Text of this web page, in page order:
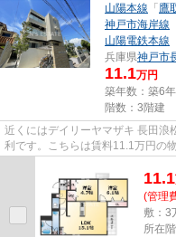
山陽本線 「 鷹
神戸市海岸線
山陽電鉄本線
兵庫県神戸市
11.1万円
築年数：築6
階数：3階建
近くにはデイリーヤマザキ 長田浪
利です。こちらは賃料11.1万円の
11.1
(管理
敷：3
所在